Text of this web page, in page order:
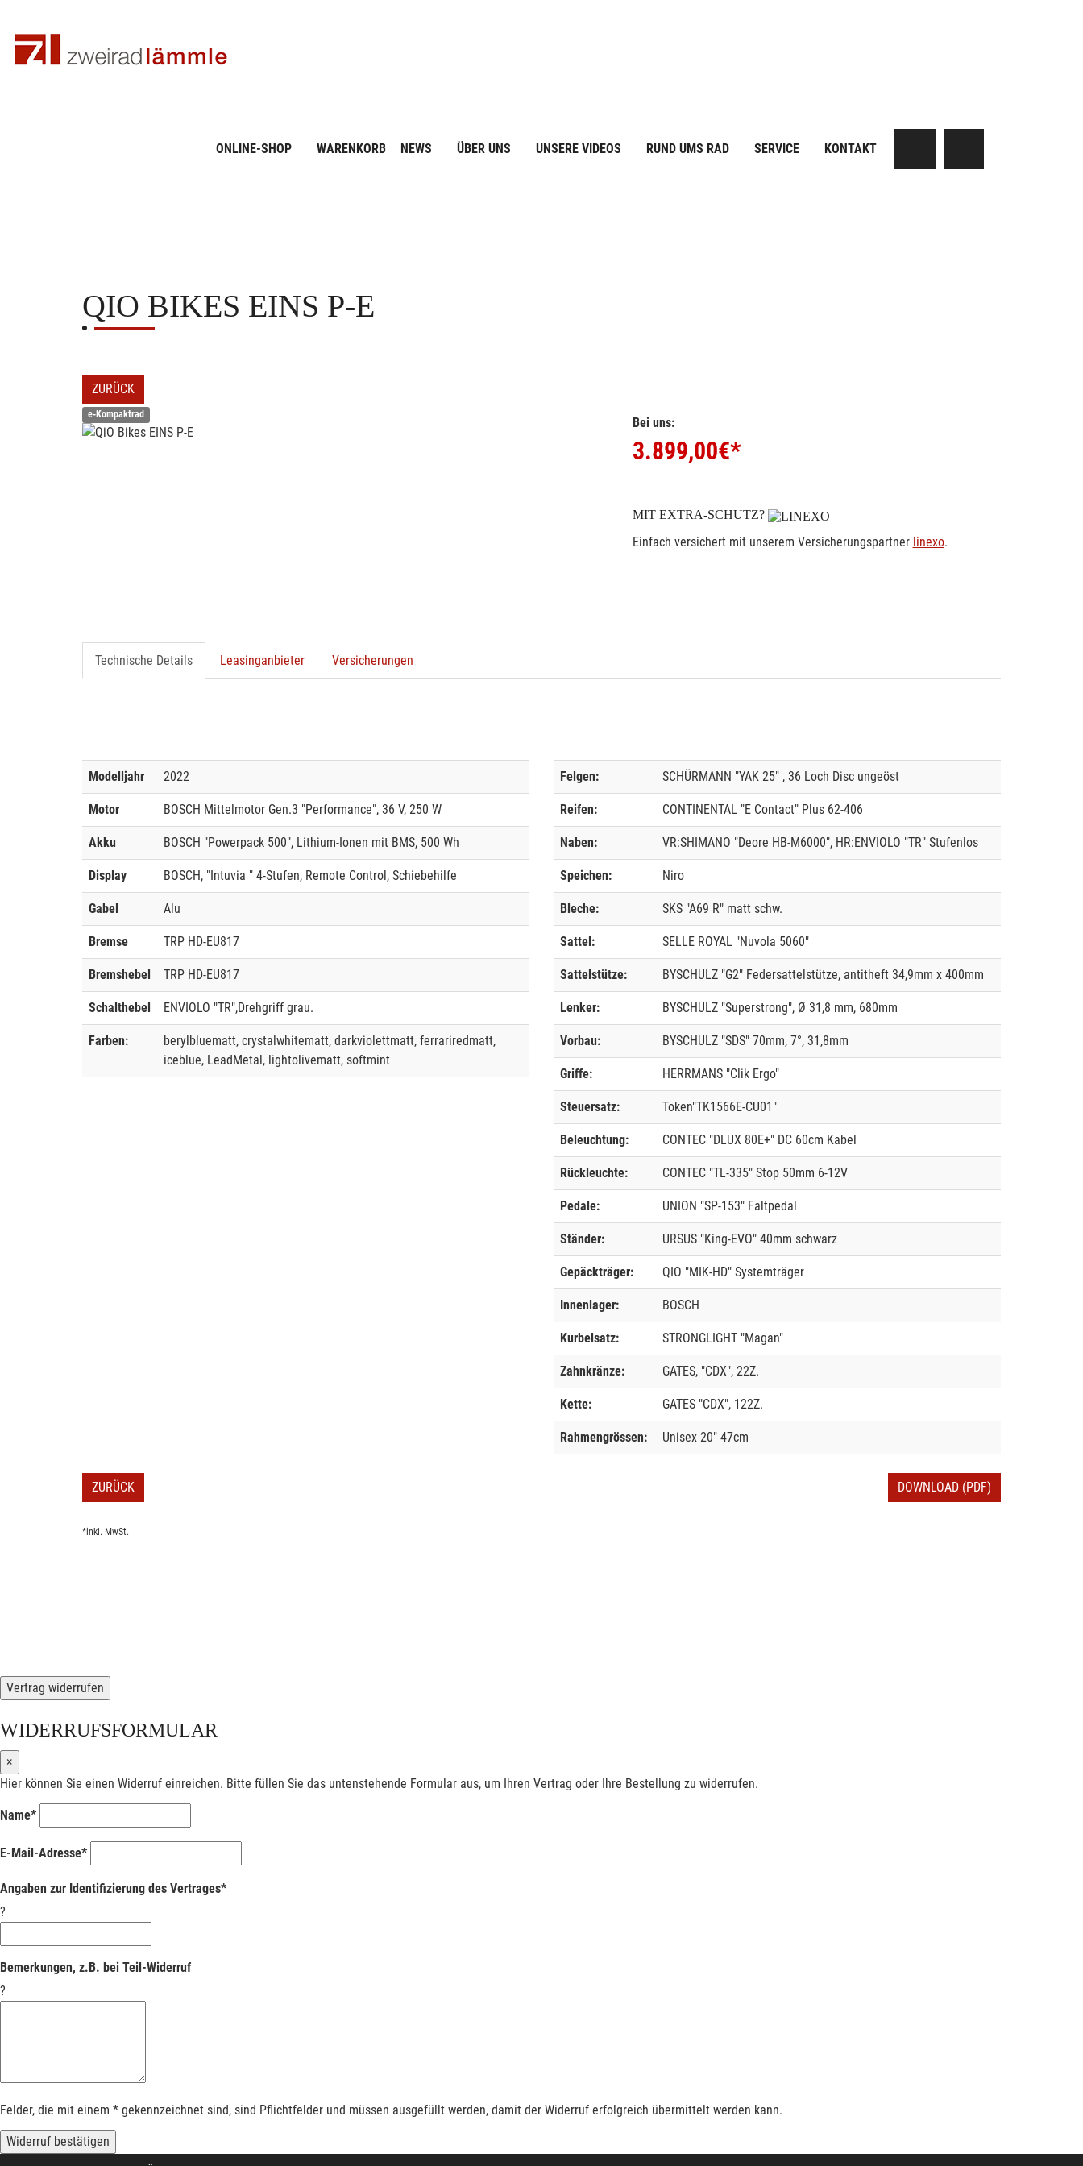
ONLINE-SHOP WARENKORB NEWS ÜBER UNS UNSERE VIDEOS RUND UMS RAD SERVICE KONTAKT
QIO BIKES EINS P-E
ZURÜCK
e-Kompaktrad
Bei uns:
3.899,00€*
MIT EXTRA-SCHUTZ?
Einfach versichert mit unserem Versicherungspartner linexo.
Technische Details Leasinganbieter Versicherungen
Modelljahr 2022
Motor BOSCH Mittelmotor Gen.3 "Performance", 36 V, 250 W
Akku BOSCH "Powerpack 500", Lithium-Ionen mit BMS, 500 Wh
Display BOSCH, "Intuvia " 4-Stufen, Remote Control, Schiebehilfe
Gabel Alu
Bremse TRP HD-EU817
Bremshebel TRP HD-EU817
Schalthebel ENVIOLO "TR",Drehgriff grau.
Farben:
berylbluematt, crystalwhitematt, darkviolettmatt, ferrariredmatt,
iceblue, LeadMetal, lightolivematt, softmint
Felgen: SCHÜRMANN "YAK 25" , 36 Loch Disc ungeöst
Reifen: CONTINENTAL "E Contact" Plus 62-406
Naben: VR:SHIMANO "Deore HB-M6000", HR:ENVIOLO "TR" Stufenlos
Speichen: Niro
Bleche: SKS "A69 R" matt schw.
Sattel: SELLE ROYAL "Nuvola 5060"
Sattelstütze: BYSCHULZ "G2" Federsattelstütze, antitheft 34,9mm x 400mm
Lenker: BYSCHULZ "Superstrong", Ø 31,8 mm, 680mm
Vorbau: BYSCHULZ "SDS" 70mm, 7°, 31,8mm
Griffe: HERRMANS "Clik Ergo"
Steuersatz: Token"TK1566E-CU01"
Beleuchtung: CONTEC "DLUX 80E+" DC 60cm Kabel
Rückleuchte: CONTEC "TL-335" Stop 50mm 6-12V
Pedale: UNION "SP-153" Faltpedal
Ständer: URSUS "King-EVO" 40mm schwarz
Gepäckträger: QIO "MIK-HD" Systemträger
Innenlager: BOSCH
Kurbelsatz: STRONGLIGHT "Magan"
Zahnkränze: GATES, "CDX", 22Z.
Kette: GATES "CDX", 122Z.
Rahmengrössen: Unisex 20" 47cm
ZURÜCK DOWNLOAD (PDF)
*inkl. MwSt.
Vertrag widerrufen
WIDERRUFSFORMULAR
×
Hier können Sie einen Widerruf einreichen. Bitte füllen Sie das untenstehende Formular aus, um Ihren Vertrag oder Ihre Bestellung zu widerrufen.
Name*
E-Mail-Adresse*
Angaben zur Identifizierung des Vertrages*
?
Bemerkungen, z.B. bei Teil-Widerruf
?
Felder, die mit einem * gekennzeichnet sind, sind Pflichtfelder und müssen ausgefüllt werden, damit der Widerruf erfolgreich übermittelt werden kann.
Widerruf bestätigen